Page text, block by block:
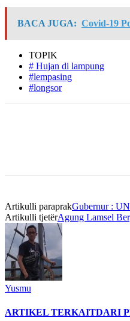
BACA JUGA: Covid-19
TOPIK
# Hujan di lampung
#lempasing
#longsor
Artikulli paraprakGubernur :
Artikulli tjetërAgung Lamsel
Yusmu
ARTIKEL TERKAITDARI